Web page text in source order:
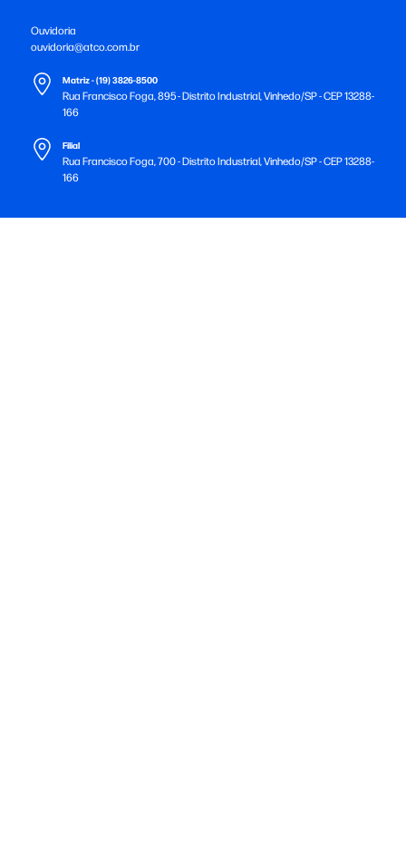
Ouvidoria
ouvidoria@atco.com.br
Matriz - (19) 3826-8500
Rua Francisco Foga, 895 - Distrito Industrial, Vinhedo/SP - CEP 13288-
166
Filial
Rua Francisco Foga, 700 - Distrito Industrial, Vinhedo/SP - CEP 13288-
166